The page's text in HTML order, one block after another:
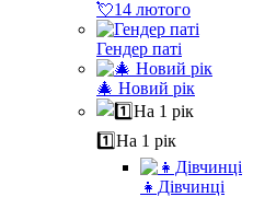
💘14 лютого
Гендер паті
🎄 Новий рік
1️⃣На 1 рік
👧Дівчинці